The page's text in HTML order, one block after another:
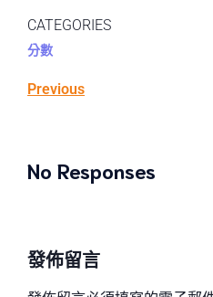
CATEGORIES
分數
Previous
No Responses
發佈留言